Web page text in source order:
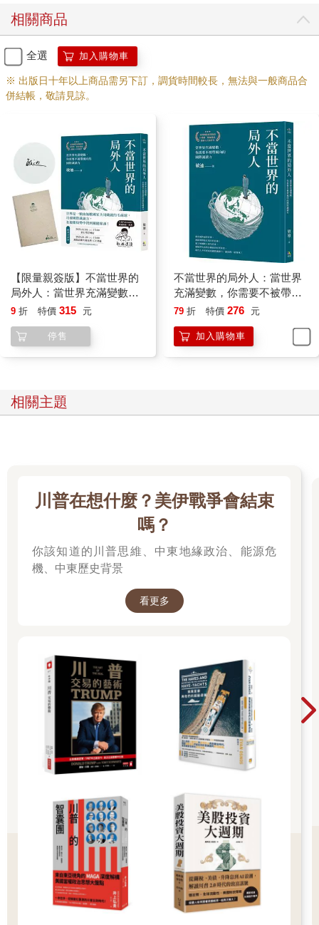
可是雙方討論來討論去，總是找不到共識，尤其俄羅斯說什麼都
不願意降到大家規定的數字。一來這樣他會少賺，二來他不想當
沙烏地阿拉伯的小跟班，他想當家做主。哇，俄羅斯耍脾氣，這
下沙烏地阿拉伯也不爽了。二○二○年三月，沙烏地阿拉伯心一
橫，宣布大幅下調原油出口價格。除此之外，還計畫下個月大幅
提高原油產量，每天超過一千萬桶。
不是啊，全世界都不太需要這麼多石油了，沙烏地阿拉伯你還增
產，這豈不是提油救火嗎？總之在報復性降價之後，油價來到一
桶只要三十美元。這是什麼概念？就是連一桶可樂都比一桶石油
貴的意思。所以在二○二○年四月左右，你有沒有覺得去加油時，
油錢都便宜得要死。怎麼以前要一百元的現在都加不到六十元，
還一度懷疑是不是加油站工讀生都沒幫你加滿？還是政府體恤人
民工作辛苦，幫大家調降油價？不是的。仔細看，油價其實是跟
著國際局勢波動的，跟國內政治沒太大關聯。
這就是我說的，國際局勢影響你的生活決策。今天如果你是做國
際貿易的，要計算貨櫃進出口的成本，就不能不搞清楚現在的國
殊油漆，就必須接受進口成本漲價的事實，或是乾脆延後裝修。
當你掌握國際局勢，你才能提早預測自己何時要加油，或是要不
有益的決定。
在外地的東北人更糾結：要不要回家呢？老家現在限電沒暖氣，
還是我就先待在原地？
中國政府手段做得絕是一回事，但主因其實是國際煤價大漲，再
加上中國和澳洲打貿易戰，中國主動宣布停止進口澳洲煤礦，少
了一個重要煤礦來源。這時候可能有人說，中國自己不是也有產
要在二○三○年碳達峰（意指二氧化碳排放量達到歷史最高值，達
峰之後進入逐步下降階段，是碳中和的前置條件），二○六○年碳
中和。這些話他在外頭喊得震天價響，回到國內可不能變成芭樂
票，所以中國政府一直想辦法控制國內碳排放。
尷尬的是，同一時間，中央政府又持續要地方繳出經濟成績單，
趁著全球疫情嚴重，迅速拿回世界工廠的地位。於是全國工廠產
能全開，二○二一年第一季就拚出一波一八．三％的經濟成長率。
這下可好，說好節能減碳，結果你給我搞出更多碳排。再加上中
國大多是老舊礦場，不僅碳排汙染嚴重，更是常常發生工安事
故，於是中國政府乾脆宣布山西煤礦停止開挖，復工率給我降到
五○％以下。我不允許你們挖煤礦，你們就沒煤可燒，就可以快速
降低碳排放了。
再一次，看似國內政治影響中國限電，實際上關乎全球原物料價
格、中國和澳洲的恩怨情仇，以及想都沒想過的氣候變遷。如果
東北人民沒有看國際新聞，恐怕會以為國家是不是窮到沒錢發
相關商品
全選 加入購物車
※ 出版日十年以上商品需另下訂，調貨時間較長，無法與一般商品合
併結帳，敬請見諒。
【限量親簽版】不當世界的
局外人：當世界充滿變數，
你需要不被帶風向的國際識
人筆記本)
9 折 特價 315 元
停售
不當世界的局外人：當世界
充滿變數，你需要不被帶風
向的國際識讀力
79 折 特價 276 元
加入購物車
相關主題
川普在想什麼？美伊戰爭會結束
嗎？
你該知道的川普思維、中東地緣政治、能源危
機、中東歷史背景
看更多